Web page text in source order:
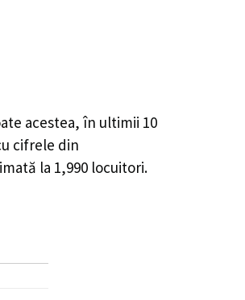
acestea, în ultimii 10
cifrele din
la 1,990 locuitori.